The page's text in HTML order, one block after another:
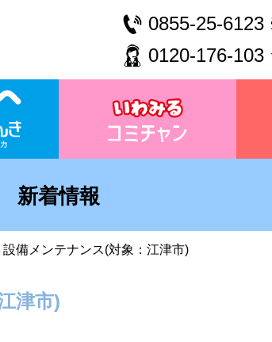
0855-25-6123
0120-176-103
新着情報
備メンテナンス(対象：江津市)
津市)